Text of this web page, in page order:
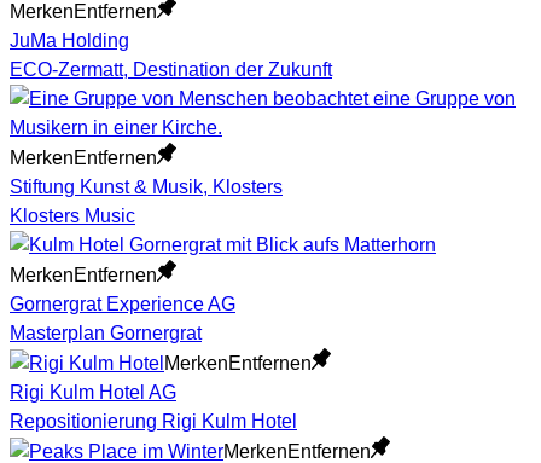
MerkenEntfernen
JuMa Holding
ECO-Zermatt, Destination der Zukunft
MerkenEntfernen
Stiftung Kunst & Musik, Klosters
Klosters Music
MerkenEntfernen
Gornergrat Experience AG
Masterplan Gornergrat
MerkenEntfernen
Rigi Kulm Hotel AG
Repositionierung Rigi Kulm Hotel
MerkenEntfernen